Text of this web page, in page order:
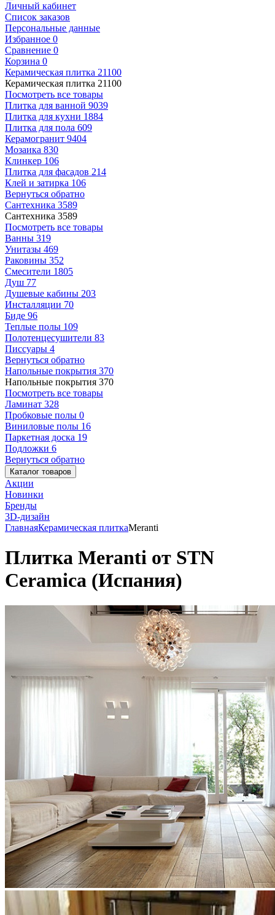
Личный кабинет
Список заказов
Персональные данные
Избранное 0
Сравнение 0
Корзина 0
Керамическая плитка 21100
Керамическая плитка 21100
Посмотреть все товары
Плитка для ванной 9039
Плитка для кухни 1884
Плитка для пола 609
Керамогранит 9404
Мозаика 830
Клинкер 106
Плитка для фасадов 214
Клей и затирка 106
Вернуться обратно
Сантехника 3589
Сантехника 3589
Посмотреть все товары
Ванны 319
Унитазы 469
Раковины 352
Смесители 1805
Душ 77
Душевые кабины 203
Инсталляции 70
Биде 96
Теплые полы 109
Полотенцесушители 83
Писсуары 4
Вернуться обратно
Напольные покрытия 370
Напольные покрытия 370
Посмотреть все товары
Ламинат 328
Пробковые полы 0
Виниловые полы 16
Паркетная доска 19
Подложки 6
Вернуться обратно
Каталог товаров
Акции
Новинки
Бренды
3D-дизайн
ГлавнаяКерамическая плиткаMeranti
Плитка Meranti от STN
Ceramica (Испания)